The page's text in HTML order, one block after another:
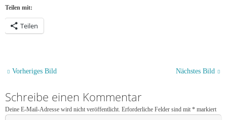
Teilen mit:
Teilen
Vorheriges Bild Nächstes Bild
Schreibe einen Kommentar
Deine E-Mail-Adresse wird nicht veröffentlicht. Erforderliche Felder sind mit * markiert